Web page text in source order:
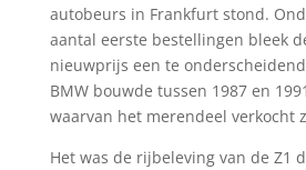
autobeurs in Frankfurt stond.
aantal eerste bestellingen bleek
nieuwprijs een te
BMW bouwde tussen 1987 en
waarvan het merendeel verkocht
Het was de rijbeleving van de Z1